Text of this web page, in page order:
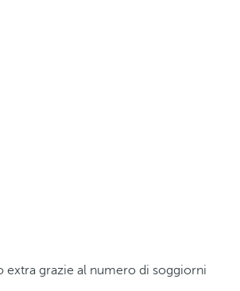
extra grazie al numero di soggiorni